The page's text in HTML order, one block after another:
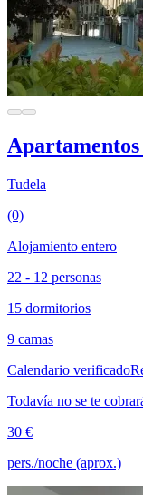
Tudela
(0)
Alojamiento entero
22 - 12 personas
15 dormitorios
9 camas
Calendario verificado
Todavía no se te
30 €
pers./noche (aprox.)